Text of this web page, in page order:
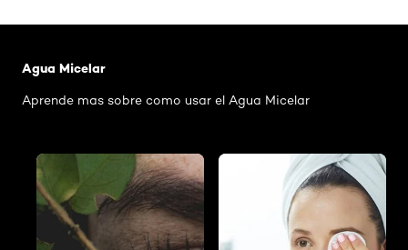
Agua Micelar
Aprende mas sobre como usar el Agua Micelar